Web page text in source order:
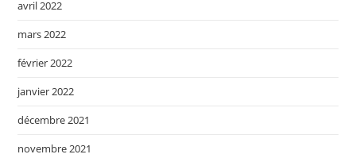
avril 2022
mars 2022
février 2022
janvier 2022
décembre 2021
novembre 2021